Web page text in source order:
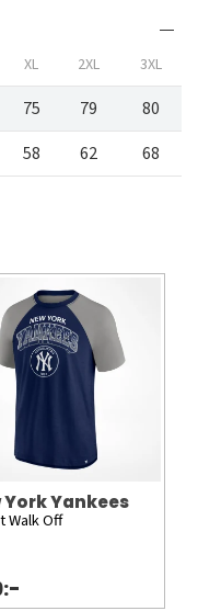
XL 2XL 3XL
75 79
80
58 62 68
York Yankees
Walk Off